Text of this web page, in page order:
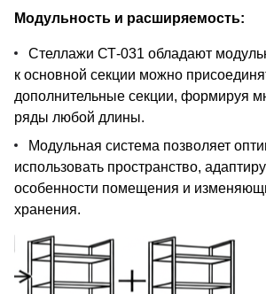
Модульность и расширяемость:
Стеллажи СТ-031 обладают
к основной секции можно
дополнительные секции, формируя
ряды любой длины.
Модульная система позволяет
использовать пространство,
особенности помещения и
хранения.